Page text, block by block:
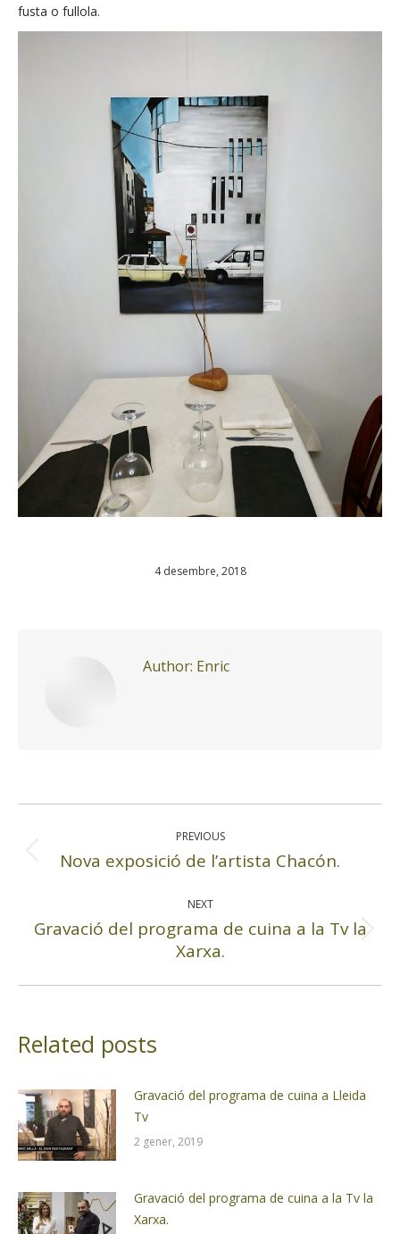
fusta o fullola.
4 desembre, 2018
Author: Enric
Post
PREVIOUS
Previous
Nova exposició de l’artista Chacón.
NEXT
Next
post:
Gravació del programa de cuina a la Tv la
Xarxa.
Related posts
Gravació del programa de cuina a Lleida
Tv
2 gener, 2019
Gravació del programa de cuina a la Tv la
Xarxa.